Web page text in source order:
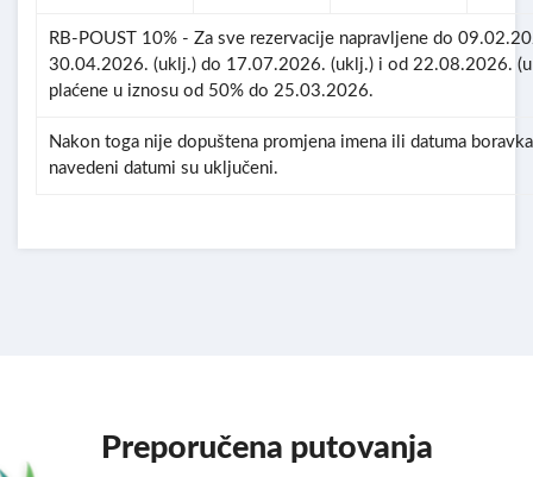
RB-POUST 10% - Za sve rezervacije napravljene do
30.04.2026. (uklj.) do 17.07.2026. (uklj.) i od 22.08.2026.
plaćene u iznosu od 50% do 25.03.2026.
Nakon toga nije dopuštena promjena imena ili datuma
navedeni datumi su uključeni.
Preporučena putovanja